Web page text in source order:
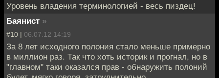
Уровень владения терминологией - весь пиздец!
Баянист »
#10 | 06.07.12 14:19
За 8 лет исходного полония стало меньше примерно
в миллион раз. Так что хоть историк и прогнал, но в
"главном" таки оказался прав - обнаружить полоний